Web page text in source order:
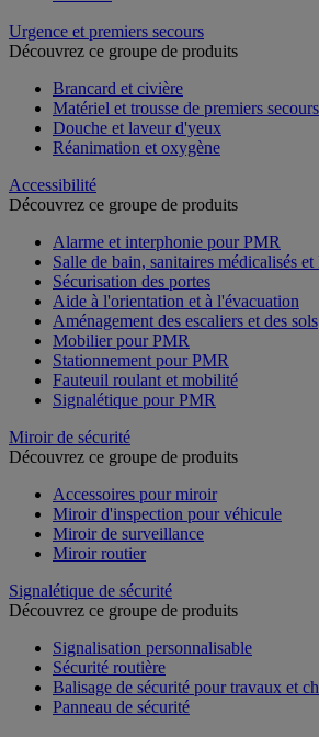
Urgence et premiers secours
Découvrez ce groupe de produits
Brancard et civière
Matériel et trousse de premiers secours
Douche et laveur d'yeux
Réanimation et oxygène
Accessibilité
Découvrez ce groupe de produits
Alarme et interphonie pour PMR
Salle de bain, sanitaires médicalisés et
Sécurisation des portes
Aide à l'orientation et à l'évacuation
Aménagement des escaliers et des sols
Mobilier pour PMR
Stationnement pour PMR
Fauteuil roulant et mobilité
Signalétique pour PMR
Miroir de sécurité
Découvrez ce groupe de produits
Accessoires pour miroir
Miroir d'inspection pour véhicule
Miroir de surveillance
Miroir routier
Signalétique de sécurité
Découvrez ce groupe de produits
Signalisation personnalisable
Sécurité routière
Balisage de sécurité pour travaux et
Panneau de sécurité